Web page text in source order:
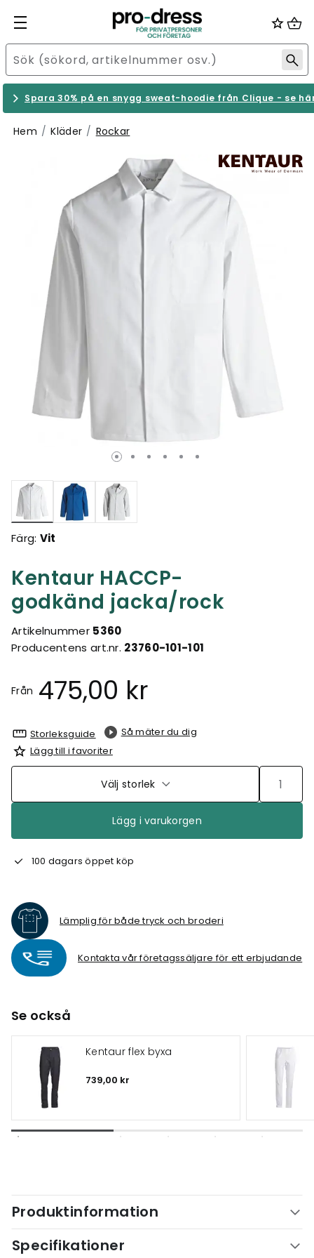
Spara 30% på en snygg sweat-hoodie från Clique - se
Hem Kläder Rockar
Kentaur HACCP-
godkänd jacka/rock
Artikelnummer 5360
Producentens art.nr. 23760-101-101
Från 475,00 kr
Valda
Färg: Vit
Storleksguide
Så mäter du dig
Lägg till i favoriter
Välj storlek
Lägg i varukorgen
100 dagars öppet köp
Lämplig för både tryck och broderi
Kontakta vår företagssäljare för ett erbjudande
Se också
Kentaur flex byxa
739,00 kr
Produktinformation
Specifikationer